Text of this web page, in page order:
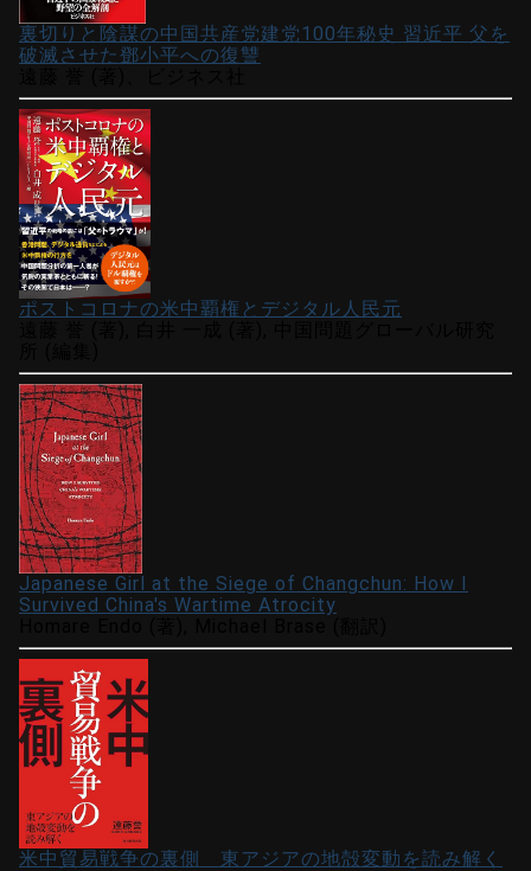
裏切りと陰謀の中国共産党建党100年秘史 習近平 父を
破滅させた鄧小平への復讐
ポストコロナの米中覇権とデジタル人民元
Japanese Girl at the Siege of Changchun: How I
Survived China's Wartime Atrocity
米中貿易戦争の裏側 東アジアの地殻変動を読み解く